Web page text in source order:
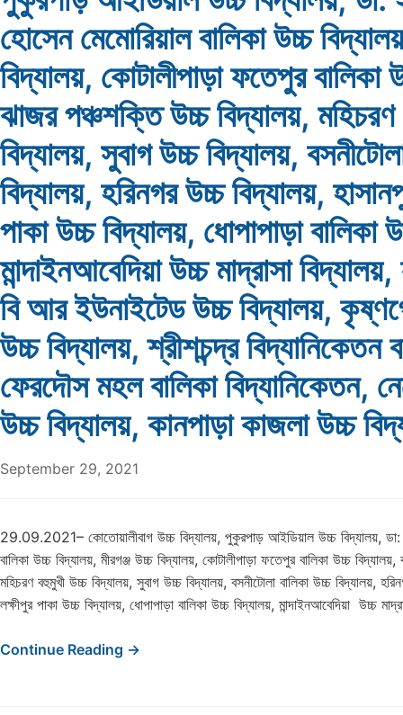
হোসেন মেমোরিয়াল বালিকা উচ্চ
বিদ্যালয়, কোটালীপাড়া ফতেপুর বালিকা
ঝাজর পঞ্চশক্তি উচ্চ বিদ্যালয়, মহিচরণ
বিদ্যালয়, সুবাগ উচ্চ বিদ্যালয়,
বিদ্যালয়, হরিনগর উচ্চ বিদ্যালয়,
পাকা উচ্চ বিদ্যালয়, ধোপাপাড়া বালিকা
মান্দাইনআবেদিয়া উচ্চ মাদ্রাসা
বি আর ইউনাইটেড উচ্চ বিদ্যালয়,
উচ্চ বিদ্যালয়, শ্রীশচন্দ্র বিদ্যানিকেতন
ফেরদৌস মহল বালিকা বিদ্যানিকেতন,
উচ্চ বিদ্যালয়, কানপাড়া কাজলা উচ্চ
September 29, 2021
29.09.2021– কোতোয়ালীবাগ উচ্চ বিদ্যালয়, পুকুরপাড় আইডিয়াল উচ্চ বিদ্যালয়, ডা:
বালিকা উচ্চ বিদ্যালয়, মীরগঞ্জ উচ্চ বিদ্যালয়, কোটালীপাড়া ফতেপুর বালিকা উচ্চ
মহিচরণ বহুমুখী উচ্চ বিদ্যালয়, সুবাগ উচ্চ বিদ্যালয়, বসনীটোলা বালিকা উচ্চ বিদ্যালয়,
লক্ষীপুর পাকা উচ্চ বিদ্যালয়, ধোপাপাড়া বালিকা উচ্চ বিদ্যালয়, মান্দাইনআবেদিয়া উচ্চ
Continue Reading →